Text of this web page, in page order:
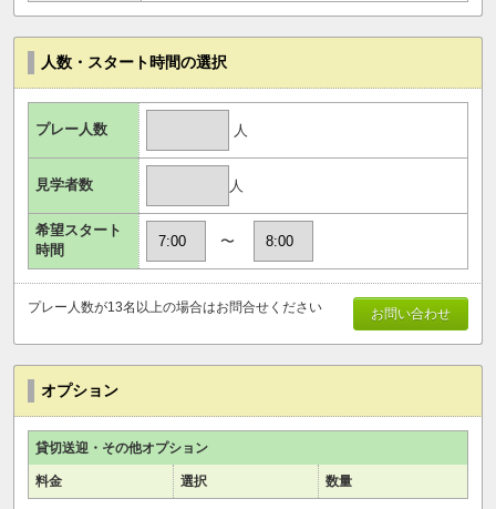
人数・スタート時間の選択
プレー人数 人
見学者数 人
希望スタート
時間
〜
お問い合わせ
プレー人数が13名以上の場合はお問合せください
オプション
貸切送迎・その他オプション
料金 選択 数量